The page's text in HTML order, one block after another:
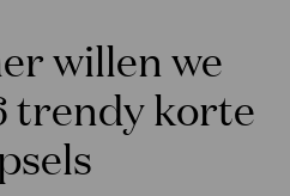
willen we
trendy korte